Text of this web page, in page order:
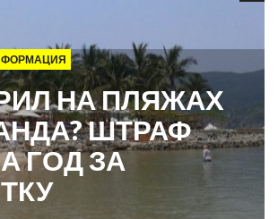
НА ПЛЯЖАХ
ШТРАФ
ГОД ЗА